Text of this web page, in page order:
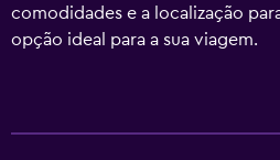
comodidades e a localização
opção ideal para a sua viagem.